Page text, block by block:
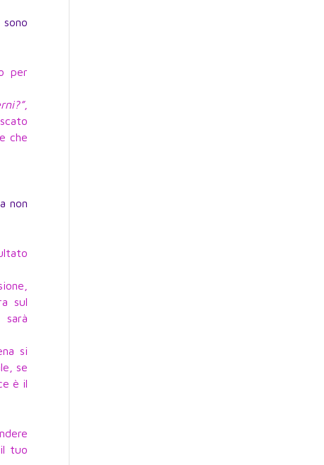
per
,
che
non
sul
si
se
è il
tuo